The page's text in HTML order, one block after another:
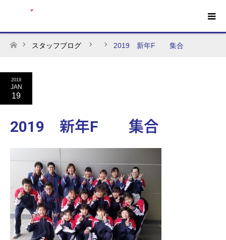
ホーム
スタッフブログ 2019 新年F 集合
2019
JAN
19
2019 新年F 集合